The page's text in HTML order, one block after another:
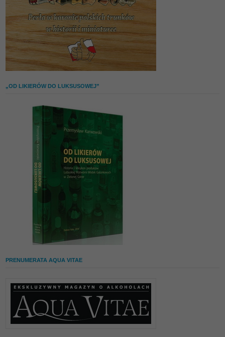
„OD LIKIERÓW DO LUKSUSOWEJ”
PRENUMERATA AQUA VITAE